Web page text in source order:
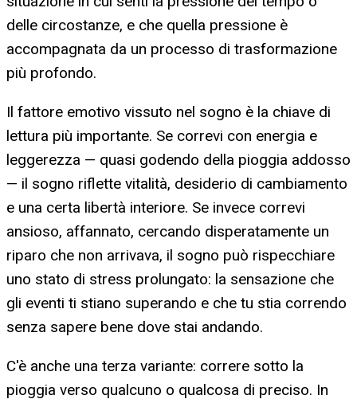
delle circostanze, e che quella pressione è
accompagnata da un processo di trasformazione
più profondo.
Il fattore emotivo vissuto nel sogno è la chiave di
lettura più importante. Se correvi con energia e
leggerezza — quasi godendo della pioggia addosso
— il sogno riflette vitalità, desiderio di cambiamento
e una certa libertà interiore. Se invece correvi
ansioso, affannato, cercando disperatamente un
riparo che non arrivava, il sogno può rispecchiare
uno stato di stress prolungato: la sensazione che
gli eventi ti stiano superando e che tu stia correndo
senza sapere bene dove stai andando.
C'è anche una terza variante: correre sotto la
pioggia verso qualcuno o qualcosa di preciso. In